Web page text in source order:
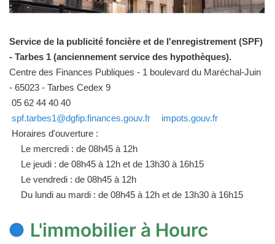
Service de la publicité foncière et de l'enregistrement (SPF)
- Tarbes 1 (anciennement service des hypothèques).
Centre des Finances Publiques - 1 boulevard du Maréchal-Juin
- 65023 - Tarbes Cedex 9
05 62 44 40 40
spf.tarbes1@dgfip.finances.gouv.fr
impots.gouv.fr
Horaires d'ouverture :
Le mercredi : de 08h45 à 12h
Le jeudi : de 08h45 à 12h et de 13h30 à 16h15
Le vendredi : de 08h45 à 12h
Du lundi au mardi : de 08h45 à 12h et de 13h30 à 16h15
L'immobilier à Hourc